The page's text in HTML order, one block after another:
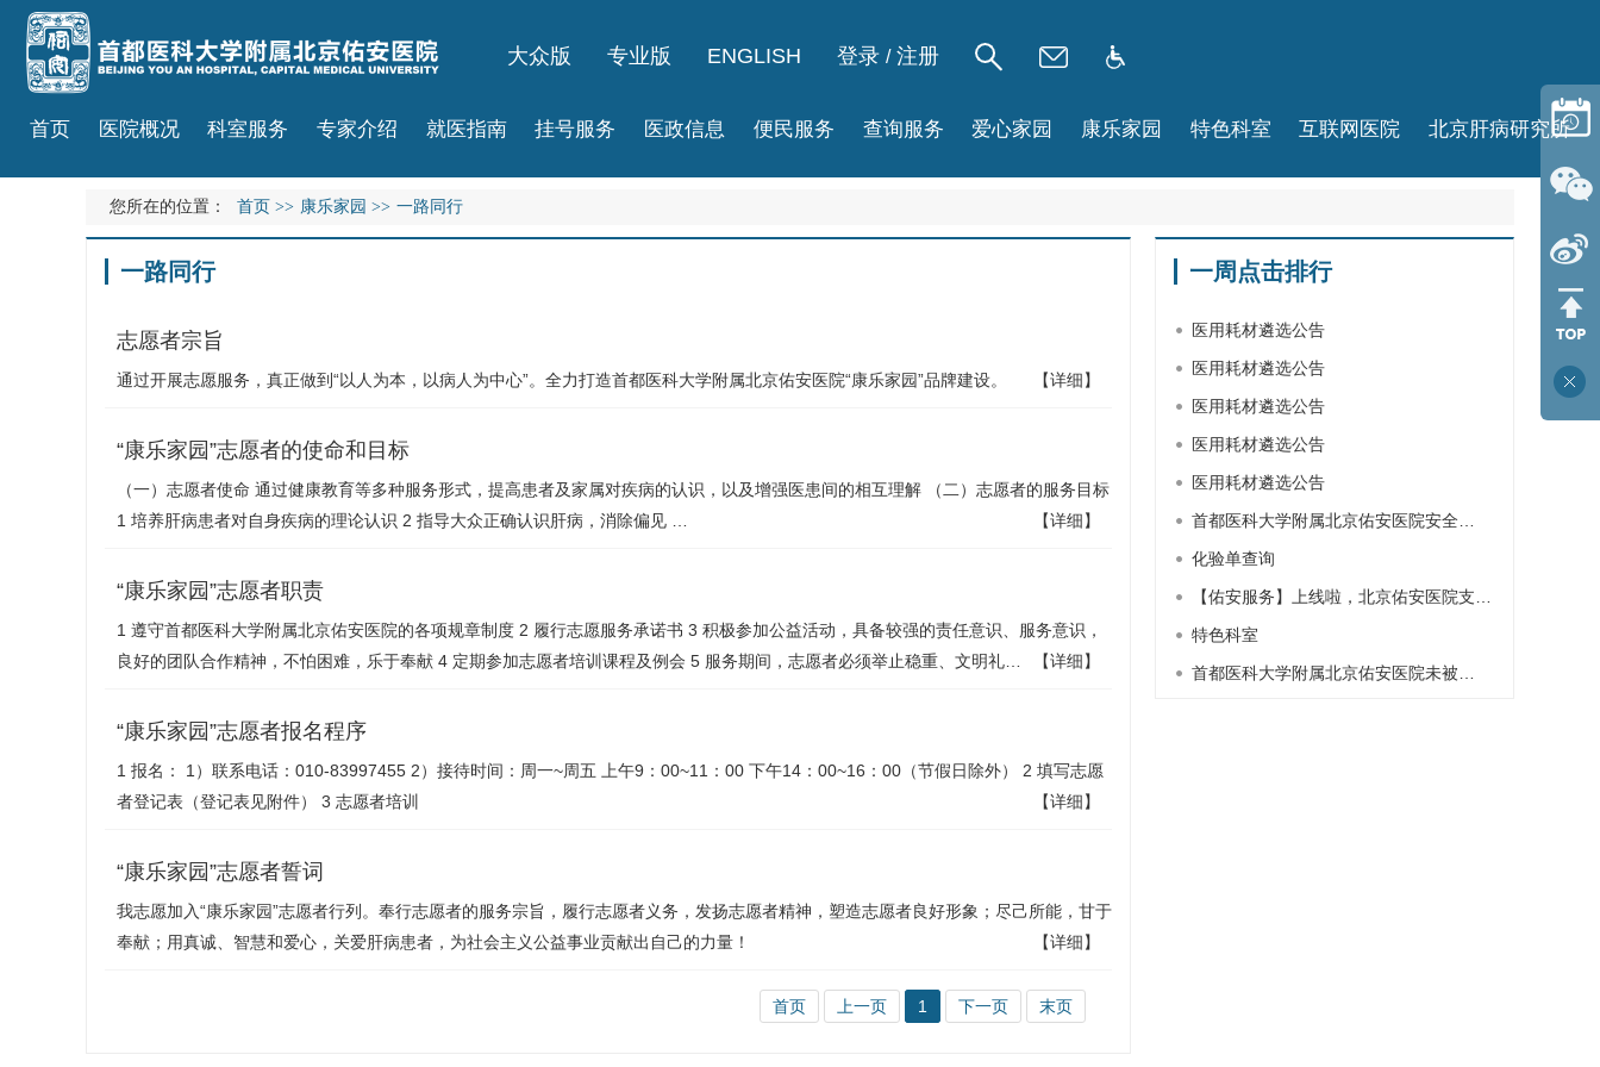
大众版 专业版 ENGLISH 登录 / 注册
首页 医院概况 科室服务 专家介绍 就医指南 挂号服务 医政信息 便民服务 查询服务 爱心家园 康乐家园 特色科室 互联网医院 北京肝病研究所
您所在的位置： 首页 >> 康乐家园 >> 一路同行
一路同行
志愿者宗旨
通过开展志愿服务，真正做到“以人为本，以病人为中心”。全力打造首都医科大学附属北京佑安医院“康乐家园”品牌建设。 【详细】
“康乐家园”志愿者的使命和目标
（一）志愿者使命 通过健康教育等多种服务形式，提高患者及家属对疾病的认识，以及增强医患间的相互理解 （二）志愿者的服务目标
1 培养肝病患者对自身疾病的理论认识 2 指导大众正确认识肝病，消除偏见 …
【详细】
“康乐家园”志愿者职责
1 遵守首都医科大学附属北京佑安医院的各项规章制度 2 履行志愿服务承诺书 3 积极参加公益活动，具备较强的责任意识、服务意识，
良好的团队合作精神，不怕困难，乐于奉献 4 定期参加志愿者培训课程及例会 5 服务期间，志愿者必须举止稳重、文明礼…
【详细】
“康乐家园”志愿者报名程序
1 报名： 1）联系电话：010-83997455 2）接待时间：周一~周五 上午9：00~11：00 下午14：00~16：00（节假日除外） 2 填写志愿
者登记表（登记表见附件） 3 志愿者培训
【详细】
“康乐家园”志愿者誓词
我志愿加入“康乐家园”志愿者行列。奉行志愿者的服务宗旨，履行志愿者义务，发扬志愿者精神，塑造志愿者良好形象；尽己所能，甘于
奉献；用真诚、智慧和爱心，关爱肝病患者，为社会主义公益事业贡献出自己的力量！
【详细】
首页 上一页 1 下一页 末页
一周点击排行
医用耗材遴选公告
医用耗材遴选公告
医用耗材遴选公告
医用耗材遴选公告
医用耗材遴选公告
首都医科大学附属北京佑安医院安全…
化验单查询
【佑安服务】上线啦，北京佑安医院支…
特色科室
首都医科大学附属北京佑安医院未被…